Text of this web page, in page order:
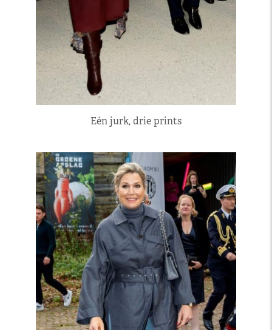
Eén jurk, drie prints